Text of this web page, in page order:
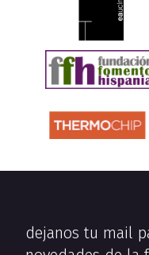
dejanos tu mail